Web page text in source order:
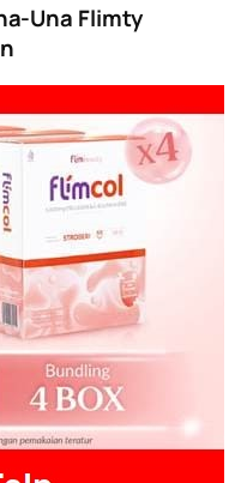
Una Flimty